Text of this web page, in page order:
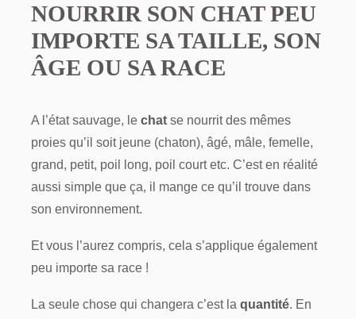
NOURRIR SON CHAT PEU
IMPORTE SA TAILLE, SON
ÂGE OU SA RACE
A l’état sauvage, le chat se nourrit des mêmes
proies qu’il soit jeune (chaton), âgé, mâle, femelle,
grand, petit, poil long, poil court etc. C’est en réalité
aussi simple que ça, il mange ce qu’il trouve dans
son environnement.
Et vous l’aurez compris, cela s’applique également
peu importe sa race !
La seule chose qui changera c’est la quantité. En